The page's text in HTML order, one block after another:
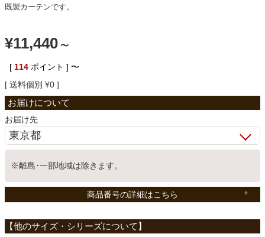
食器棚・キッチン収納
こたつ
既製カーテンです。
¥11,440 〜
[ 114 ポイント ] 〜
送料個別 ¥0
お届け先
※離島･一部地域は除きます。
商品番号の詳細はこちら